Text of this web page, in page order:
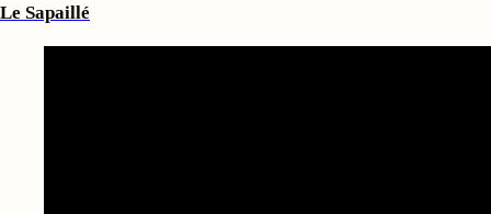
Le Sapaillé